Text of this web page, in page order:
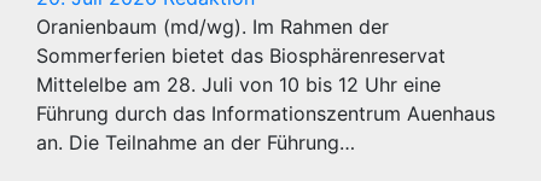
Oranienbaum (md/wg). Im Rahmen der
Sommerferien bietet das Biosphärenreservat
Mittelelbe am 28. Juli von 10 bis 12 Uhr eine
Führung durch das Informationszentrum Auenhaus
an. Die Teilnahme an der Führung…